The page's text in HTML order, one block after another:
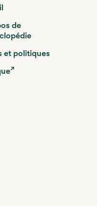
de
et politiques